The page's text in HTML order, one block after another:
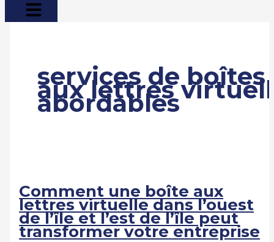
services de boîtes
aux lettres
abordables
Comment une boîte aux
lettres virtuelle dans l’ouest
de l’île et l’est de l’île peut
transformer votre entreprise